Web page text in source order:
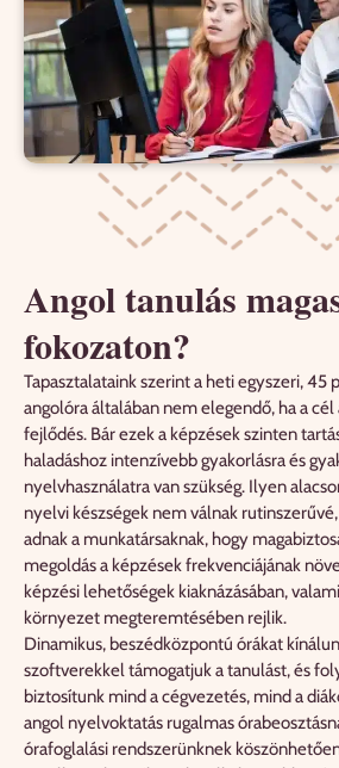
Angol tanulás
fokozaton?
Tapasztalataink szerint a heti egyszeri, 45
angolóra általában nem elegendő, ha a
fejlődés. Bár ezek a képzések szinten
haladáshoz intenzívebb gyakorlásra és
nyelvhasználatra van szükség. Ilyen
nyelvi készségek nem válnak
adnak a munkatársaknak, hogy
megoldás a képzések frekvenciájának
képzési lehetőségek kiaknázásában,
környezet megteremtésében rejlik.
Dinamikus, beszédközpontú órákat
szoftverekkel támogatjuk a tanulást, és
biztosítunk mind a cégvezetés, mind a
angol nyelvoktatás rugalmas
órafoglalási rendszerünknek